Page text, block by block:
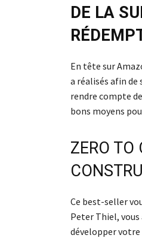
DE LA
En tête sur
a réalisés afin
rendre compte
bons moyens
ZERO TO
Ce best-seller
Peter Thiel,
développer votre